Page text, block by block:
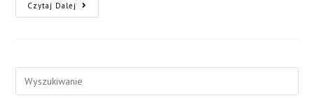
Czytaj Dalej